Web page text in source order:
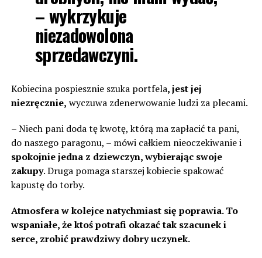
– wykrzykuje
niezadowolona
sprzedawczyni.
Kobiecina pospiesznie szuka portfela, jest jej
niezręcznie, wyczuwa zdenerwowanie ludzi za plecami.
– Niech pani doda tę kwotę, którą ma zapłacić ta pani,
do naszego paragonu, – mówi całkiem nieoczekiwanie i
spokojnie jedna z dziewczyn, wybierając swoje
zakupy. Druga pomaga starszej kobiecie spakować
kapustę do torby.
Atmosfera w kolejce natychmiast się poprawia. To
wspaniałe, że ktoś potrafi okazać tak szacunek i
serce, zrobić prawdziwy dobry uczynek.